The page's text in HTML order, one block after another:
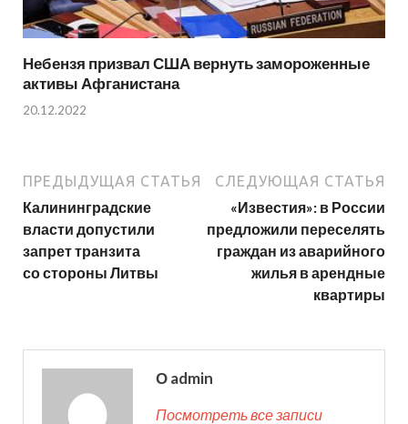
Небензя призвал США вернуть замороженные
активы Афганистана
20.12.2022
ПРЕДЫДУЩАЯ СТАТЬЯ
Калининградские
власти допустили
запрет транзита
со стороны Литвы
СЛЕДУЮЩАЯ СТАТЬЯ
«Известия»: в России
предложили переселять
граждан из аварийного
жилья в арендные
квартиры
О admin
Посмотреть все записи